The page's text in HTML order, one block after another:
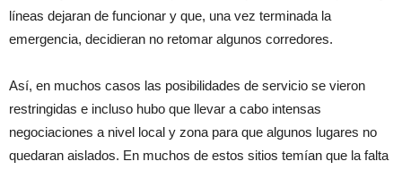
líneas dejaran de funcionar y que, una vez terminada la
emergencia, decidieran no retomar algunos corredores.
Así, en muchos casos las posibilidades de servicio se vieron
restringidas e incluso hubo que llevar a cabo intensas
negociaciones a nivel local y zona para que algunos lugares no
quedaran aislados. En muchos de estos sitios temían que la falta